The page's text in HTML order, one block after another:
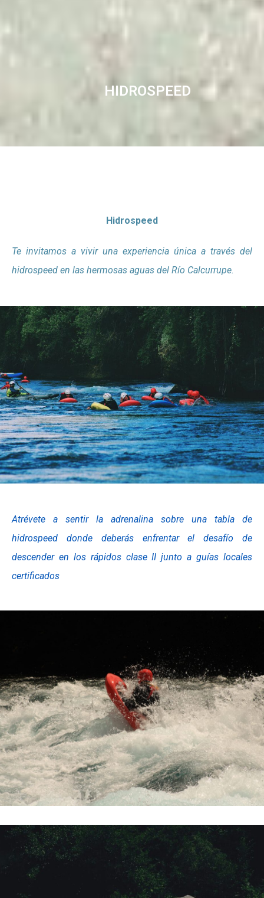
HIDROSPEED
Hidrospeed
Te invitamos a vivir una experiencia única a través del
hidrospeed en las hermosas aguas del Río Calcurrupe.
Atrévete a sentir la adrenalina sobre una tabla de
hidrospeed donde deberás enfrentar el desafío de
descender en los rápidos clase II junto a guías locales
certificados